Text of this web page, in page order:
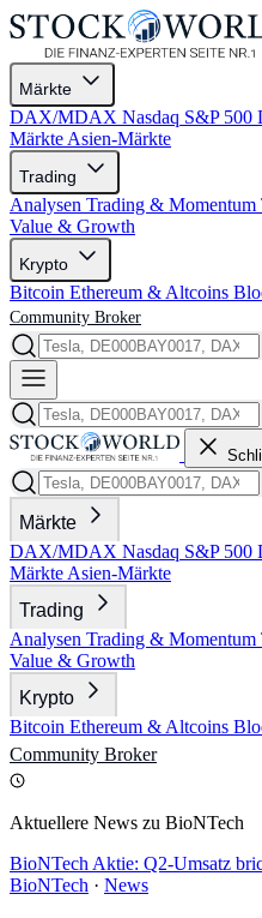
Märkte
DAX/MDAX Nasdaq S&P 500
Märkte Asien-Märkte
Trading
Analysen Trading & Momentum
Value & Growth
Krypto
Bitcoin Ethereum & Altcoins
Community Broker
Märkte
DAX/MDAX Nasdaq S&P 500
Märkte Asien-Märkte
Trading
Analysen Trading & Momentum
Value & Growth
Krypto
Bitcoin Ethereum & Altcoins
Community Broker
Aktuellere News zu BioNTech
BioNTech Aktie: Q2-Umsatz
BioNTech · News